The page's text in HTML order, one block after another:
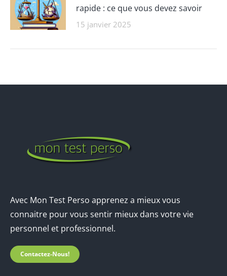
rapide : ce que vous devez savoir
15 janvier 2025
Avec Mon Test Perso apprenez a mieux vous
connaitre pour vous sentir mieux dans votre vie
personnel et professionnel.
Contactez-Nous!